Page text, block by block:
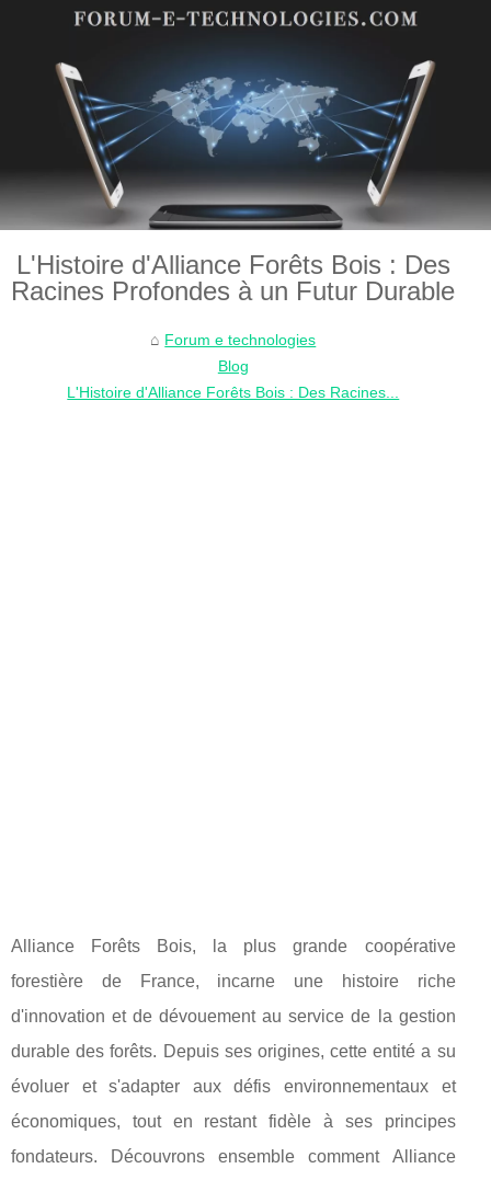
L'Histoire d'Alliance Forêts Bois : Des
Racines Profondes à un Futur Durable
Forum e technologies
Blog
L'Histoire d'Alliance Forêts Bois : Des Racines...
Alliance Forêts Bois, la plus grande coopérative
forestière de France, incarne une histoire riche
d'innovation et de dévouement au service de la gestion
durable des forêts. Depuis ses origines, cette entité a su
évoluer et s'adapter aux défis environnementaux et
économiques, tout en restant fidèle à ses principes
fondateurs. Découvrons ensemble comment Alliance